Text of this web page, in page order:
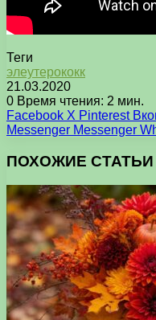
Теги
элеутерококк
21.03.2020
0 Время чтения: 2 мин.
Facebook X Pinterest
Messenger Messenger
ПОХОЖИЕ СТАТЬИ